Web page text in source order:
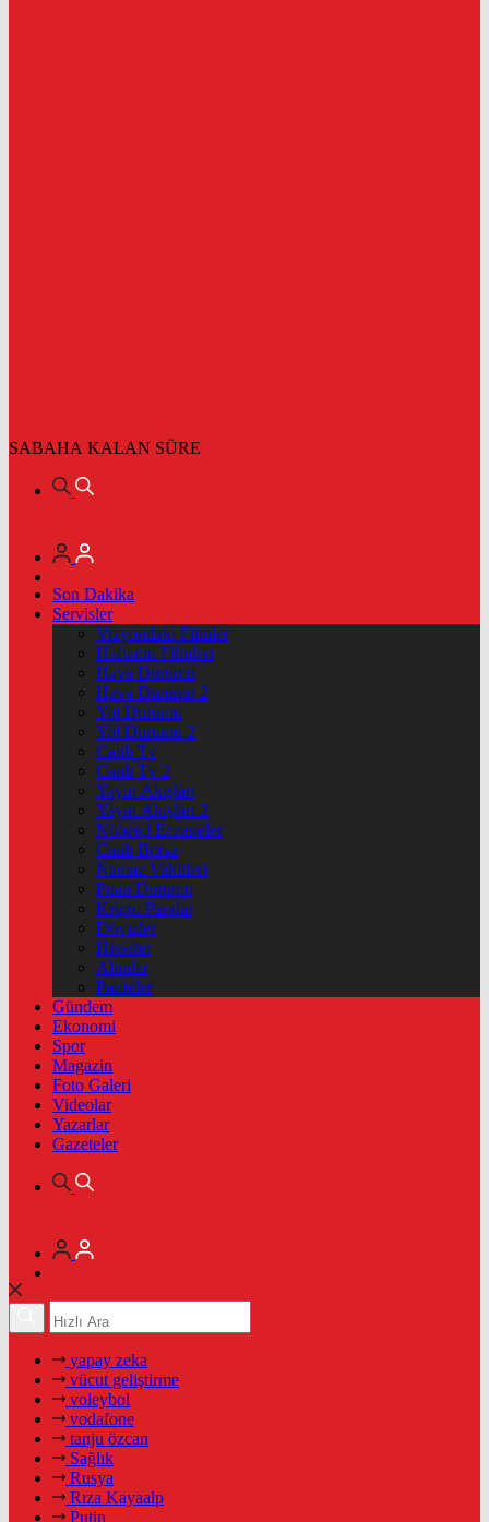
SABAHA KALAN SÜRE
Son Dakika
Servisler
Vizyondaki Filmler
Haftanin Filmleri
Hava Durumu
Hava Durumu 2
Yol Durumu
Yol Durumu 2
Canlı Tv
Canlı Tv 2
Yayın Akışları
Yayın Akışları 2
Nöbetçi Eczaneler
Canlı Borsa
Namaz Vakitleri
Puan Durumu
Kripto Paralar
Dövizler
Hisseler
Altınlar
Pariteler
Gündem
Ekonomi
Spor
Magazin
Foto Galeri
Videolar
Yazarlar
Gazeteler
yapay zeka
vücut geliştirme
voleybol
vodafone
tanju özcan
Sağlık
Rusya
Rıza Kayaalp
Putin